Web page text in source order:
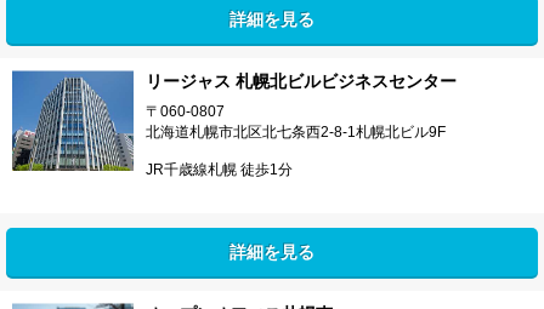
詳細を見る
リージャス 札幌北ビルビジネスセンター
〒060-0807
北海道札幌市北区北七条西2-8-1札幌北ビル9F
JR千歳線札幌 徒歩1分
詳細を見る